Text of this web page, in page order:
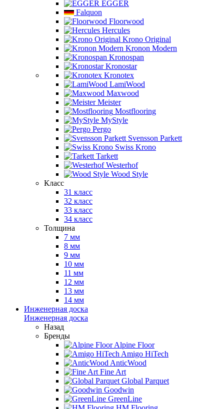
EGGER
Falquon
Floorwood
Hercules
Krono Original
Kronon Modern
Kronospan
Kronostar
Kronotex
LamiWood
Maxwood
Meister
Mostflooring
MyStyle
Pergo
Svensson Parkett
Swiss Krono
Tarkett
Westerhof
Wood Style
Класс
31 класс
32 класс
33 класс
34 класс
Толщина
7 мм
8 мм
9 мм
10 мм
11 мм
12 мм
13 мм
14 мм
Инженерная доска
Инженерная доска
Назад
Бренды
Alpine Floor
Amigo HiTech
AnticWood
Fine Art
Global Parquet
Goodwin
GreenLine